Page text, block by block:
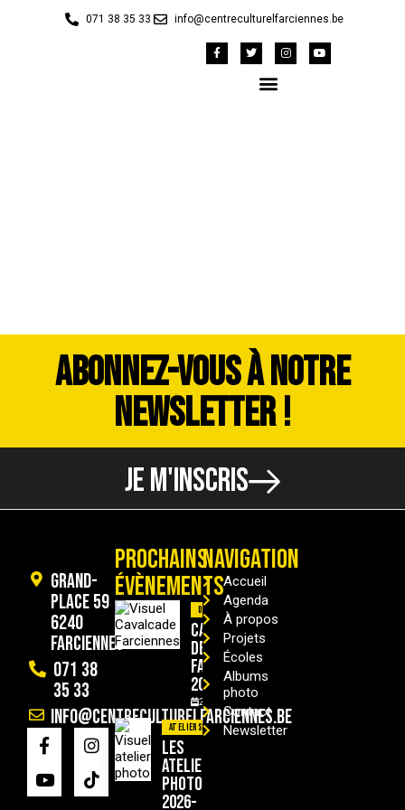
071 38 35 33 info@centreculturelfarciennes.be
ABONNEZ-VOUS À NOTRE
NEWSLETTER !
JE M'INSCRIS
Grand-
Place 59
6240
Farciennes
071 38
35 33
info@centreculturelfarciennes.be
PROCHAINS
ÉVÈNEMENTS
Divers
Cavalcade
de
Farciennes
2026
29/08/2026
Ateliers
Les
ateliers
photo
2026-
NAVIGATION
Accueil
Agenda
À propos
Projets
Écoles
Albums
photo
Contact
Newsletter